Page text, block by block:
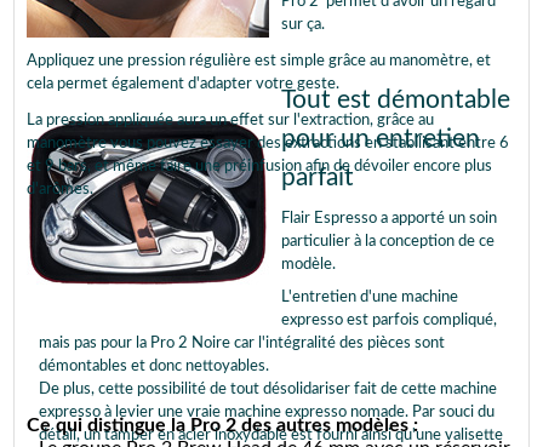
sur ça.
Appliquez une pression régulière est simple grâce au manomètre, et
cela permet également d'adapter votre geste.
La pression appliquée aura un effet sur l'extraction, grâce au
manomètre vous pouvez essayer des extractions en stabilisant entre 6
et 9 bars, et même faire une préinfusion afin de dévoiler encore plus
d'arômes.
Tout est démontable
pour un entretien
parfait
Flair Espresso a apporté un soin
particulier à la conception de ce
modèle.
L'entretien d'une machine
expresso est parfois compliqué,
mais pas pour la Pro 2 Noire car l'intégralité des pièces sont
démontables et donc nettoyables.
De plus, cette possibilité de tout désolidariser fait de cette machine
expresso à levier une vraie machine expresso nomade. Par souci du
détail, un tamper en acier inoxydable est fourni ainsi qu'une valisette
Ce qui distingue la Pro 2 des autres modèles :